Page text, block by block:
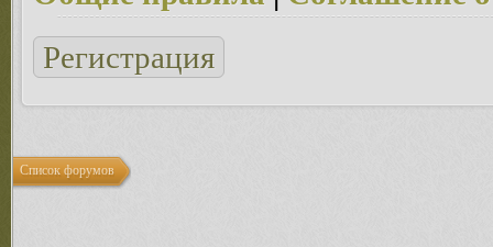
Регистрация
Список форумов